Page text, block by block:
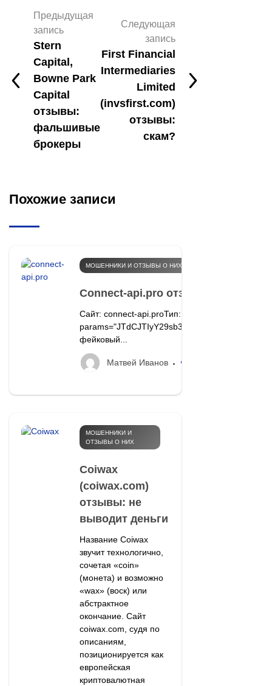
Предыдущая
запись
Stern
Capital,
Bowne Park
Capital
отзывы:
фальшивые
брокеры
Следующая
запись
First Financial
Intermediaries
Limited
(invsfirst.com)
отзывы:
скам?
Похожие записи
МОШЕННИКИ И ОТЗЫВЫ О НИХ
Connect-api.pro отзывы: как вас
Сайт: connect-api.proТип: мошеннический
фейковый...
Матвей Иванов
МОШЕННИКИ И
ОТЗЫВЫ О НИХ
Coiwax
(coiwax.com)
отзывы: не
выводит деньги
Название Coiwax
звучит технологично,
сочетая «coin»
(монета) и возможно
«wax» (воск) или
абстрактное
окончание. Сайт
coiwax.com, судя по
описаниям,
позиционируется как
европейская
криптовалютная